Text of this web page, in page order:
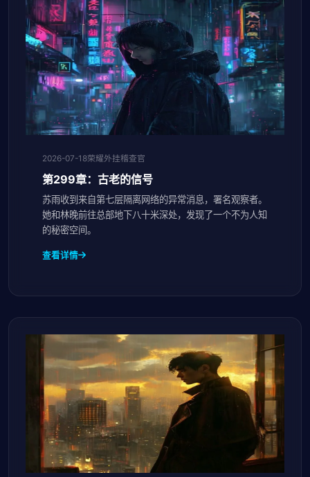
2026-07-18荣耀外挂稽查官
第299章：古老的信号
苏雨收到来自第七层隔离网络的异常消息，署名观察者。
她和林晚前往总部地下八十米深处，发现了一个不为人知
的秘密空间。
查看详情